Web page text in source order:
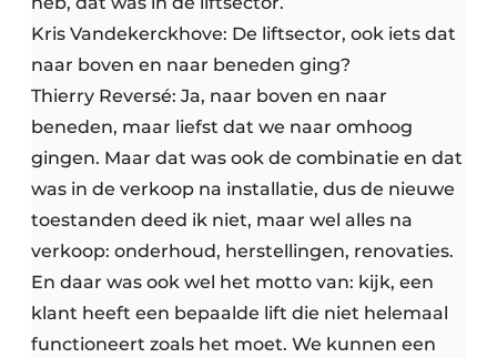
Kris Vandekerckhove: De liftsector, ook iets dat
naar boven en naar beneden ging?
Thierry Reversé: Ja, naar boven en naar
beneden, maar liefst dat we naar omhoog
gingen. Maar dat was ook de combinatie en dat
was in de verkoop na installatie, dus de nieuwe
toestanden deed ik niet, maar wel alles na
verkoop: onderhoud, herstellingen, renovaties.
En daar was ook wel het motto van: kijk, een
klant heeft een bepaalde lift die niet helemaal
functioneert zoals het moet. We kunnen een